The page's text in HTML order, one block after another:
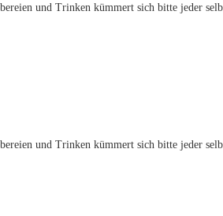
und Trinken kümmert sich bitte jeder
und Trinken kümmert sich bitte jeder